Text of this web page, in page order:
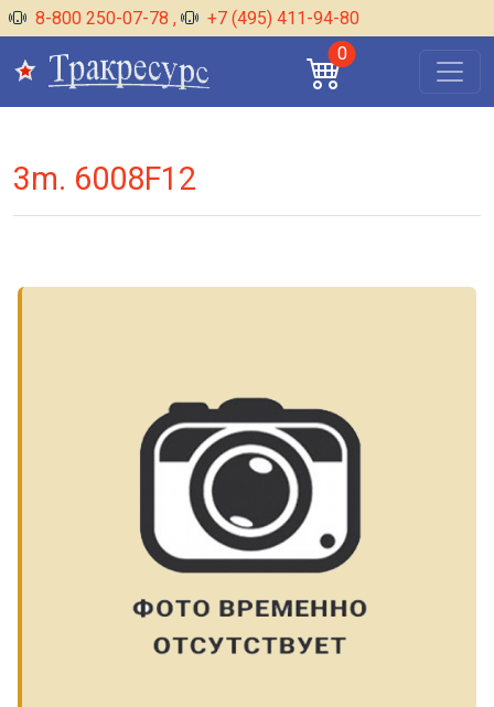
8-800 250-07-78 ,
+7 (495) 411-94-80
0
3m. 6008F12